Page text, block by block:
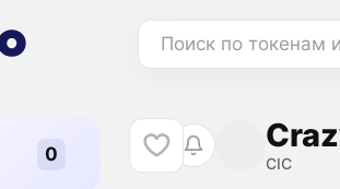
Поиск по токенам
CIC